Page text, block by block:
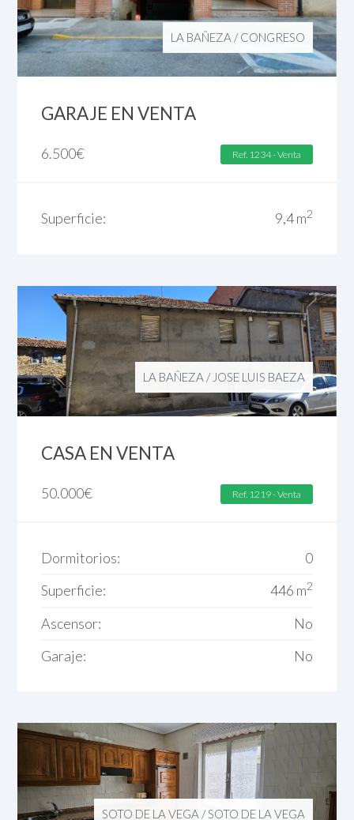
LA BAÑEZA /CONGRESO
GARAJE EN VENTA
6.500€ Ref. 1234 - Venta
Superficie: 9,4 m2
LA BAÑEZA / JOSE LUIS BAEZA
CASA EN VENTA
50.000€ Ref. 1219 - Venta
Dormitorios:
0
Superficie:
446 m2
Ascensor:
No
Garaje:
No
SOTO DE LA VEGA /SOTO DE LA VEGA